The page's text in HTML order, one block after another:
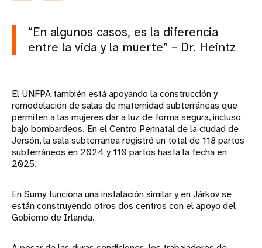
“En algunos casos, es la diferencia
entre la vida y la muerte” – Dr. Heintz
El UNFPA también está apoyando la construcción y
remodelación de salas de maternidad subterráneas que
permiten a las mujeres dar a luz de forma segura, incluso
bajo bombardeos. En el Centro Perinatal de la ciudad de
Jersón, la sala subterránea registró un total de 118 partos
subterráneos en 2024 y 110 partos hasta la fecha en
2025.
En Sumy funciona una instalación similar y en Járkov se
están construyendo otros dos centros con el apoyo del
Gobierno de Irlanda.